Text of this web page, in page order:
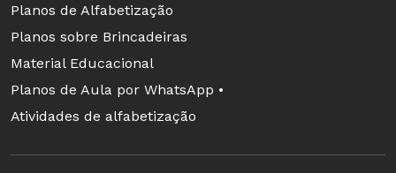
Planos de Alfabetização
Planos sobre Brincadeiras
Material Educacional
Planos de Aula por WhatsApp •
Atividades de alfabetização